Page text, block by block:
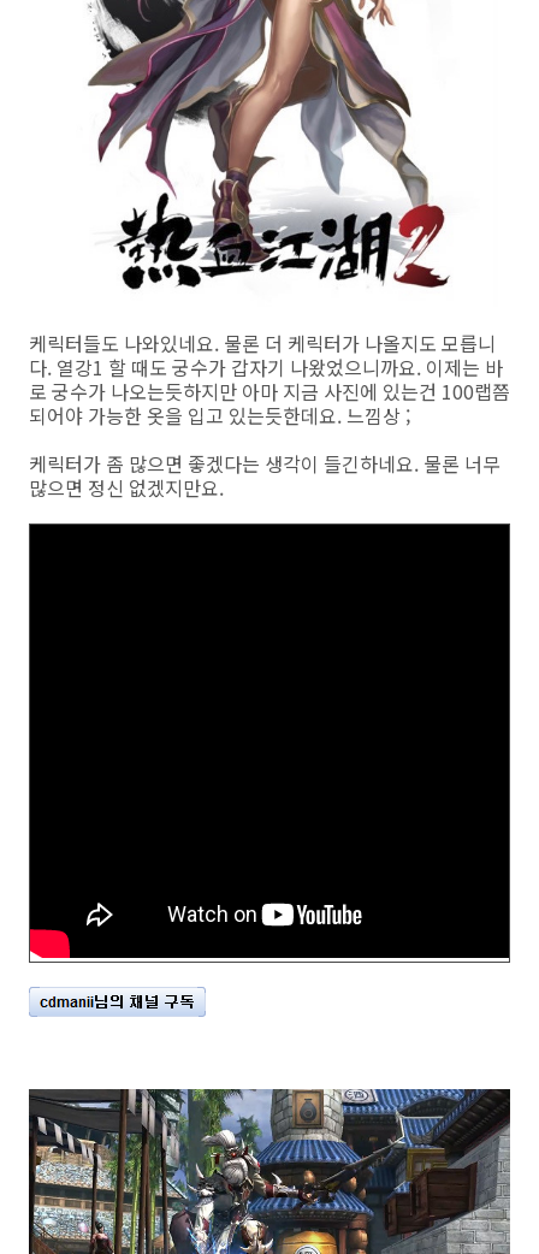
케릭터들도 나와있네요. 물론 더 케릭터가 나올지도 모릅니
다. 열강1 할 때도 궁수가 갑자기 나왔었으니까요. 이제는 바
로 궁수가 나오는듯하지만 아마 지금 사진에 있는건 100랩쯤
되어야 가능한 옷을 입고 있는듯한데요. 느낌상 ;
케릭터가 좀 많으면 좋겠다는 생각이 들긴하네요. 물론 너무
많으면 정신 없겠지만요.